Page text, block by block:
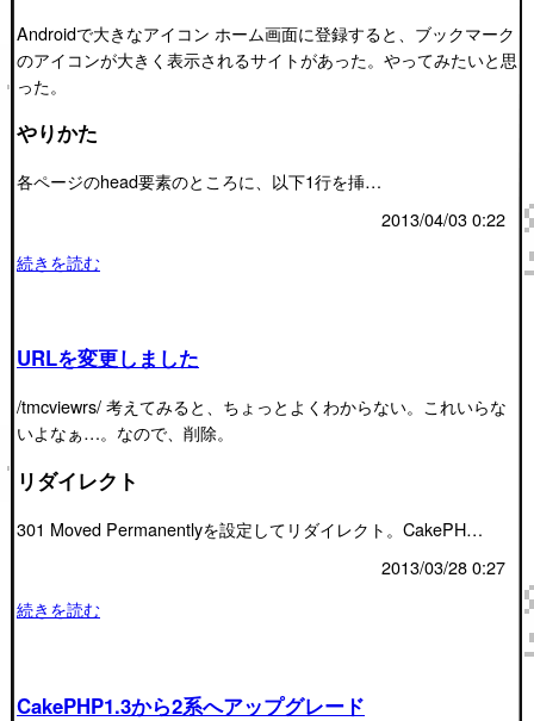
Androidで大きなアイコン ホーム画面に登録すると、ブックマーク
のアイコンが大きく表示されるサイトがあった。やってみたいと思
った。
やりかた
各ページのhead要素のところに、以下1行を挿…
2013/04/03 0:22
続きを読む
URLを変更しました
/tmcviewrs/ 考えてみると、ちょっとよくわからない。これいらな
いよなぁ…。なので、削除。
リダイレクト
301 Moved Permanentlyを設定してリダイレクト。CakePH…
2013/03/28 0:27
続きを読む
CakePHP1.3から2系へアップグレード